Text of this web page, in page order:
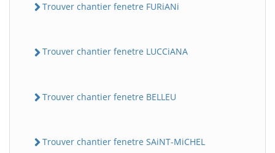
Trouver chantier fenetre FURiANi
Trouver chantier fenetre LUCCiANA
Trouver chantier fenetre BELLEU
Trouver chantier fenetre SAiNT-MiCHEL